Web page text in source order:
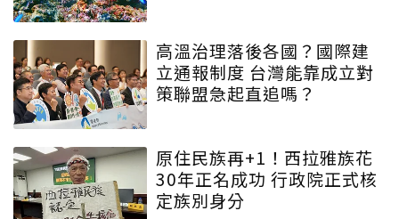
高溫治理落後各國？國際建
立通報制度 台灣能靠成立對
策聯盟急起直追嗎？
原住民族再+1！西拉雅族花
30年正名成功 行政院正式核
定族別身分